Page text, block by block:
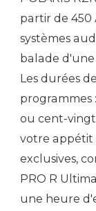
partir de 450
systèmes
balade d'une
Les durées
programmes
ou cent-vingt
votre appétit
exclusives,
PRO R
une heure